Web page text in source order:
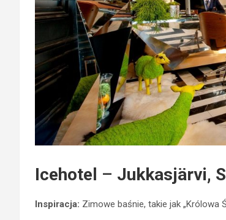
Icehotel – Jukkasjärvi,
Inspiracja: Zimowe baśnie, takie jak „Królowa